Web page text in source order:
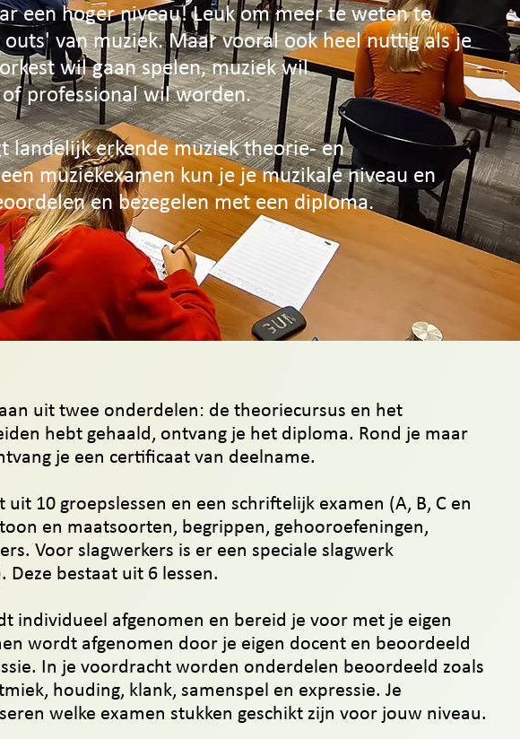
een hoger niveau! Leuk om meer te weten te
van muziek. Maar vooral ook heel nuttig als je
wil gaan spelen, muziek wil
professional wil worden.
landelijk erkende muziek theorie- en
en muziekexamen kun je je muzikale niveau en
en bezegelen met een diploma.
uit twee onderdelen: de theoriecursus en het
hebt gehaald, ontvang je het diploma. Rond je maar
je een certificaat van deelname.
uit 10 groepslessen en een schriftelijk examen (A, B, C en
en maatsoorten, begrippen, gehooroefeningen,
Voor slagwerkers is er een speciale slagwerk
Deze bestaat uit 6 lessen.
individueel afgenomen en bereid je voor met je eigen
wordt afgenomen door je eigen docent en beoordeeld
In je voordracht worden onderdelen beoordeeld zoals
houding, klank, samenspel en expressie. Je
welke examen stukken geschikt zijn voor jouw niveau.